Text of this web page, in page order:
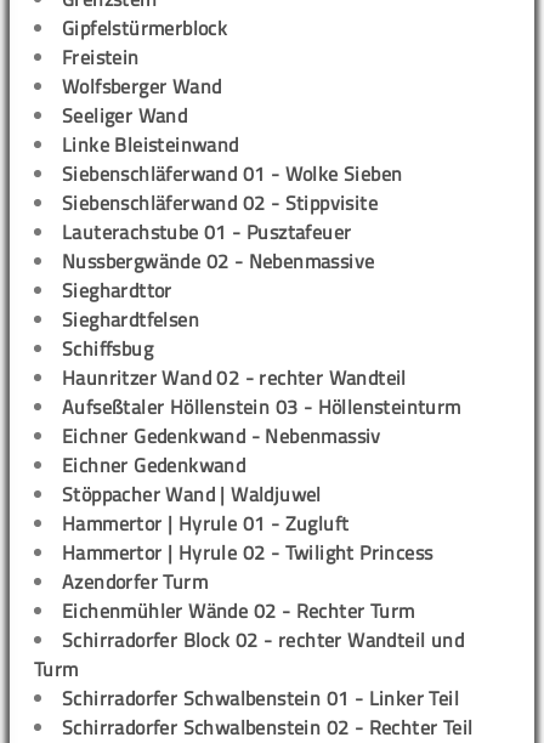
Gipfelstürmerblock
Freistein
Wolfsberger Wand
Seeliger Wand
Linke Bleisteinwand
Siebenschläferwand 01 - Wolke Sieben
Siebenschläferwand 02 - Stippvisite
Lauterachstube 01 - Pusztafeuer
Nussbergwände 02 - Nebenmassive
Sieghardttor
Sieghardtfelsen
Schiffsbug
Haunritzer Wand 02 - rechter Wandteil
Aufseßtaler Höllenstein 03 - Höllensteinturm
Eichner Gedenkwand - Nebenmassiv
Eichner Gedenkwand
Stöppacher Wand | Waldjuwel
Hammertor | Hyrule 01 - Zugluft
Hammertor | Hyrule 02 - Twilight Princess
Azendorfer Turm
Eichenmühler Wände 02 - Rechter Turm
Schirradorfer Block 02 - rechter Wandteil und
Turm
Schirradorfer Schwalbenstein 01 - Linker Teil
Schirradorfer Schwalbenstein 02 - Rechter Teil